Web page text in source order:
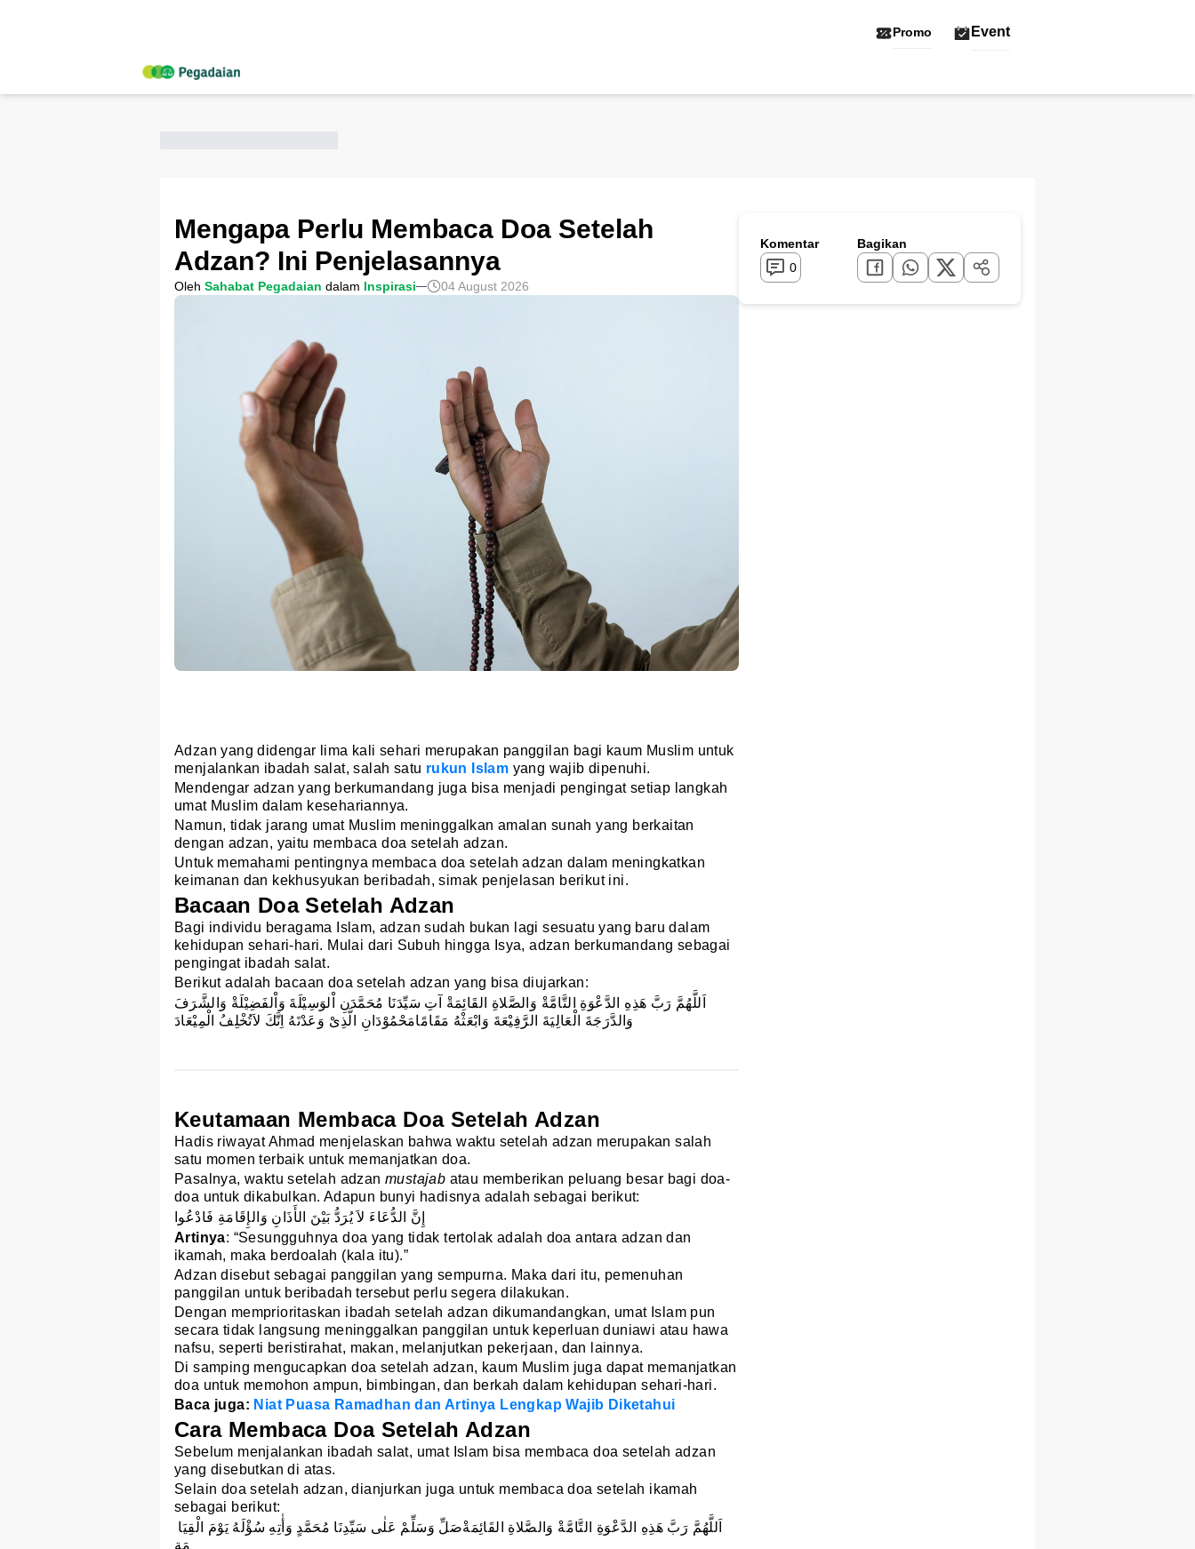
Promo Event
Mengapa Perlu Membaca Doa Setelah
Adzan? Ini Penjelasannya
Oleh Sahabat Pegadaian dalam Inspirasi 04 August 2026
Adzan yang didengar lima kali sehari merupakan panggilan bagi kaum Muslim untuk
menjalankan ibadah salat, salah satu rukun Islam yang wajib dipenuhi.
Mendengar adzan yang berkumandang juga bisa menjadi pengingat setiap langkah
umat Muslim dalam kesehariannya.
Namun, tidak jarang umat Muslim meninggalkan amalan sunah yang berkaitan
dengan adzan, yaitu membaca doa setelah adzan.
Untuk memahami pentingnya membaca doa setelah adzan dalam meningkatkan
keimanan dan kekhusyukan beribadah, simak penjelasan berikut ini.
Bacaan Doa Setelah Adzan
Bagi individu beragama Islam, adzan sudah bukan lagi sesuatu yang baru dalam
kehidupan sehari-hari. Mulai dari Subuh hingga Isya, adzan berkumandang sebagai
pengingat ibadah salat.
Berikut adalah bacaan doa setelah adzan yang bisa diujarkan:
اَللَّهُمَّ رَبَّ هَذِهِ الدَّعْوَةِ التَّامَّةْ وَالصَّلاةِ القَائِمَةْ آتِ سَيِّدَنَا مُحَمَّدَنِ اْلوَسِيْلَةَ وَاْلفَضِيْلَةْ وَالشَّرَفَ
وَالدَّرَجَةَ الْعَالِيَةَ الرَّفِيْعَةَ وَابْعَثْهُ مَقَامًامَحْمُوْدَانِ الَّذِىْ وَعَدْتَهُ اِنَّكَ لاَتُخْلِفُ الْمِيْعَادَ
Keutamaan Membaca Doa Setelah Adzan
Hadis riwayat Ahmad menjelaskan bahwa waktu setelah adzan merupakan salah
satu momen terbaik untuk memanjatkan doa.
Pasalnya, waktu setelah adzan mustajab atau memberikan peluang besar bagi doa-
doa untuk dikabulkan. Adapun bunyi hadisnya adalah sebagai berikut:
إِنَّ الدُّعَاءَ لاَ يُرَدُّ بَيْنَ الأَذَانِ وَالإِقَامَةِ فَادْعُوا
Artinya: “Sesungguhnya doa yang tidak tertolak adalah doa antara adzan dan
ikamah, maka berdoalah (kala itu).”
Adzan disebut sebagai panggilan yang sempurna. Maka dari itu, pemenuhan
panggilan untuk beribadah tersebut perlu segera dilakukan.
Dengan memprioritaskan ibadah setelah adzan dikumandangkan, umat Islam pun
secara tidak langsung meninggalkan panggilan untuk keperluan duniawi atau hawa
nafsu, seperti beristirahat, makan, melanjutkan pekerjaan, dan lainnya.
Di samping mengucapkan doa setelah adzan, kaum Muslim juga dapat memanjatkan
doa untuk memohon ampun, bimbingan, dan berkah dalam kehidupan sehari-hari.
Baca juga: Niat Puasa Ramadhan dan Artinya Lengkap Wajib Diketahui
Cara Membaca Doa Setelah Adzan
Sebelum menjalankan ibadah salat, umat Islam bisa membaca doa setelah adzan
yang disebutkan di atas.
Selain doa setelah adzan, dianjurkan juga untuk membaca doa setelah ikamah
sebagai berikut:
مَةِ
Komentar
0
Bagikan